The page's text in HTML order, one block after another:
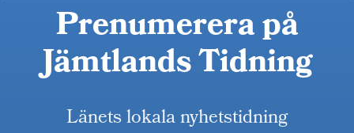
Prenumerera på
Jämtlands Tidning
Länets lokala nyhetstidning